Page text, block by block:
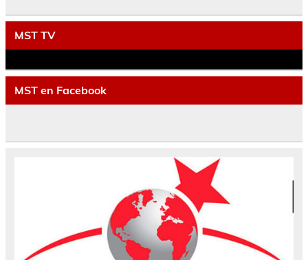
MST TV
MST en Facebook